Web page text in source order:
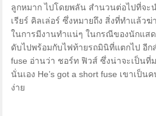
ลูกหมาก ไปโดยพลัน สำนวนต่อไปที่จะ
เรียร์ คิลเล่อร์ ซึ่งหมายถึง สิ่งที่ทำแล้ว
ในการมีงานทำแน่ๆ ในกรณีของนักแส
ดับไปพร้อมกับไฟท้ายรถมินิที่แตกไป อี
fuse อ่านว่า ชอร์ท ฟิวส์ ซึ่งน่าจะเป็นที่
นั่นเอง He’s got a short fuse เขาเป็
ง่าย